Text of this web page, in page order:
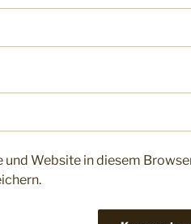
und Website in diesem